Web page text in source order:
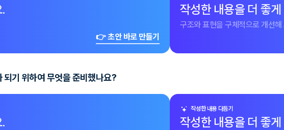
👉 초안 바로 만들기
작성한 내용을 더 좋
구조와 표현을 구체적으로 개선해
되기 위하여 무엇을 준비했나요?
작성한 내용 다듬기
작성한 내용을 더 좋